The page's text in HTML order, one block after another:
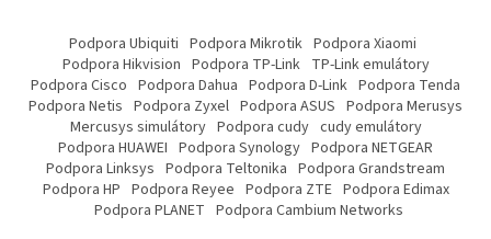
Podpora Ubiquiti Podpora Mikrotik Podpora Xiaomi
Podpora Hikvision Podpora TP-Link TP-Link emulátory
Podpora Cisco Podpora Dahua Podpora D-Link Podpora Tenda
Podpora Netis Podpora Zyxel Podpora ASUS Podpora Merusys
Mercusys simulátory Podpora cudy cudy emulátory
Podpora HUAWEI Podpora Synology Podpora NETGEAR
Podpora Linksys Podpora Teltonika Podpora Grandstream
Podpora HP Podpora Reyee Podpora ZTE Podpora Edimax
Podpora PLANET Podpora Cambium Networks